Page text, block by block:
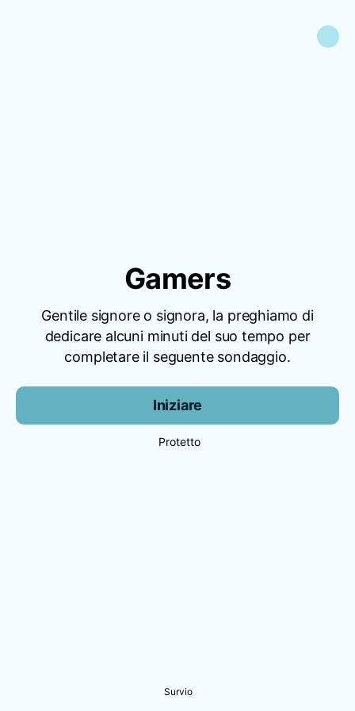
Gamers
Gentile signore o signora, la preghiamo di
dedicare alcuni minuti del suo tempo per
completare il seguente sondaggio.
Iniziare
Protetto
Survio